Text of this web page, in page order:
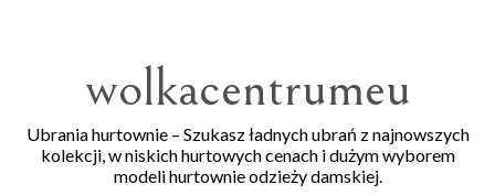
wolkacentrumeu
Ubrania hurtownie – Szukasz ładnych ubrań z najnowszych
kolekcji, w niskich hurtowych cenach i dużym wyborem
modeli hurtownie odzieży damskiej.